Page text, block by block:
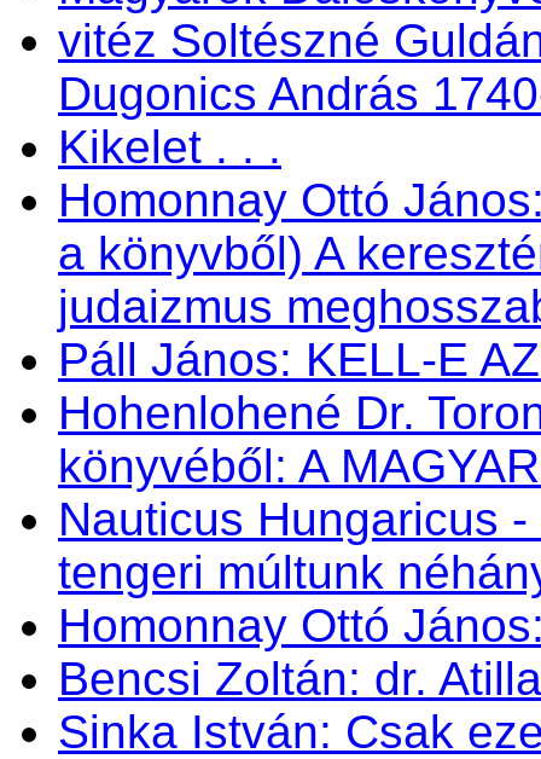
vitéz Soltészné
Dugonics András
Kikelet . . .
Homonnay Ottó
a könyvből) A
judaizmus
Páll János: KELL-E
Hohenlohené Dr.
könyvéből: A
Nauticus Hungaricus
tengeri múltunk
Homonnay Ottó
Bencsi Zoltán: dr.
Sinka István: Csak